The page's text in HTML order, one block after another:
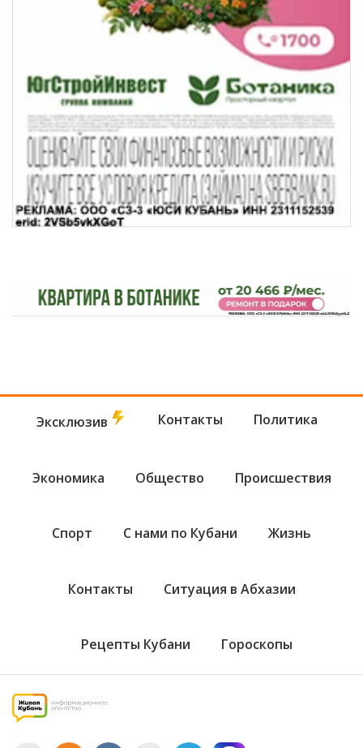
Эксклюзив Контакты Политика
Экономика Общество Происшествия
Спорт С нами по Кубани Жизнь
Контакты Ситуация в Абхазии
Рецепты Кубани Гороскопы